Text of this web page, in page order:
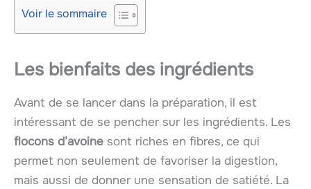
Voir le sommaire
Les bienfaits des ingrédients
Avant de se lancer dans la préparation, il est
intéressant de se pencher sur les ingrédients. Les
flocons d’avoine sont riches en fibres, ce qui
permet non seulement de favoriser la digestion,
mais aussi de donner une sensation de satiété. La